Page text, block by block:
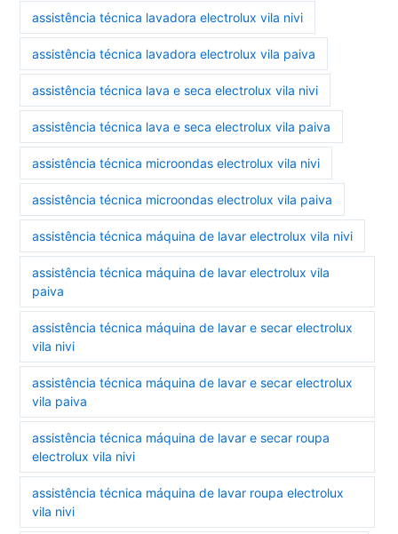
assistência técnica lavadora electrolux vila nivi
assistência técnica lavadora electrolux vila paiva
assistência técnica lava e seca electrolux vila nivi
assistência técnica lava e seca electrolux vila paiva
assistência técnica microondas electrolux vila nivi
assistência técnica microondas electrolux vila paiva
assistência técnica máquina de lavar electrolux vila nivi
assistência técnica máquina de lavar electrolux vila
paiva
assistência técnica máquina de lavar e secar electrolux
vila nivi
assistência técnica máquina de lavar e secar electrolux
vila paiva
assistência técnica máquina de lavar e secar roupa
electrolux vila nivi
assistência técnica máquina de lavar roupa electrolux
vila nivi